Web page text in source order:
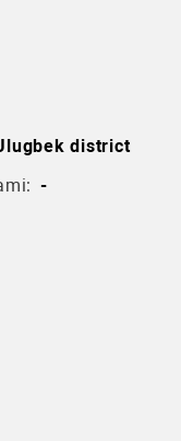
district
-